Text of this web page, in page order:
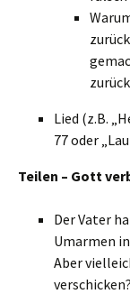
Lied (z.B.
77 oder
Teilen – Gott
Der Vater
Umarmen
Aber